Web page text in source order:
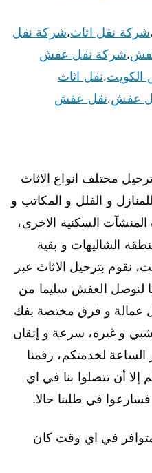
،شركة نقل اثاث،شركة نقل
،شركة نقل عفش
،نقل اثاث
عفش،نقل عفش
مختلف انواع الاثاث
و الفلل و المكاتب و
السكنية الاخرى،
الشاليهات و بقية
نقوم بترحيل الاثاث عبر
لنوصل العفش سليما من
عمالة و فرق مختصة بفك
و غيره، سرعة و إتقان
لخدمتكم، رقمنا
إلا أن تتصلوا بنا في اي
في طلبنا حالا.
متاح و متوافر في اي وقت كان